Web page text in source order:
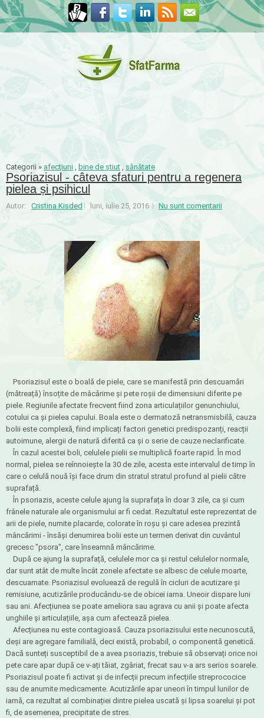
Categorii » afecțiuni , bine de știut , sănătate
Psoriazisul - câteva sfaturi pentru a regenera
pielea și psihicul
Autor: Cristina Kisded luni, iulie 25, 2016 Nu sunt comentarii
Psoriazisul este o boală de piele, care se manifestă prin descuamări
(mătreață) însoțite de mâcărime și pete roșii de dimensiuni diferite pe
piele. Regiunile afectate frecvent fiind zona articulațiilor genunchiului,
cotului ca și pielea capului. Boala este o dermatoză netransmisbilă, cauza
bolii este complexă, fiind implicați factori genetici predispozanți, reacții
autoimune, alergii de natură diferită ca și o serie de cauze neclarificate.
În cazul acestei boli, celulele pielii se multiplică foarte rapid. În mod
normal, pielea se reînnoiește la 30 de zile, acesta este intervalul de timp în
care o celulă nouă își face drum din stratul stratul profund al pielii către
suprafață.
În psoriazis, aceste celule ajung la suprafața în doar 3 zile, ca și cum
frânele naturale ale organismului ar fi cedat. Rezultatul este reprezentat de
arii de piele, numite placarde, colorate în roșu și care adesea prezintă
mâncărimi - însăși denumirea bolii este un termen derivat din cuvântul
grecesc "psora", care înseamnă mâncărime.
După ce ajung la suprafață, celulele mor ca și restul celulelor normale,
dar sunt atât de multe încât zonele afectate se albesc de celule moarte,
descuamate. Psoriazisul evoluează de regulă în cicluri de acutizare și
remisiune, acutizările producându-se de obicei iarna. Uneoir dispare luni
sau ani. Afecțiunea se poate ameliora sau agrava cu anii și poate afecta
unghiile și articulațiile, așa cum afectează pielea.
Afecțiunea nu este contagioasă. Cauza psoriazisului este necunoscută,
deși are agregare familială, deci există, probabil, o componentă genetică.
Dacă sunteți susceptibil de a avea psoriazis, trebuie să observați orice noi
pete care apar după ce v-ați tăiat, zgâriat, frecat sau v-a ars serios soarele.
Psoriazisul poate fi activat și de infecții precum infecțiile streprococice
sau de anumite medicamente. Acutizările apar uneori în timpul lunilor de
iarnă, ca rezultat al combinației dintre pielea uscată și lipsa soarelui și pot
fi, de asemenea, precipitate de stres.